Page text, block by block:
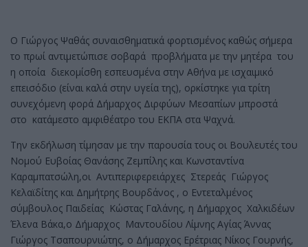
Ο Γιώργος Ψαθάς συναισθηματικά φορτισμένος καθώς σήμερα
το πρωί αντιμετώπισε σοβαρά προβλήματα με την μητέρα του
η οποία διεκομίσθη εσπευσμένα στην Αθήνα με ισχαιμικό
επεισόδιο (είναι καλά στην υγεία της), ορκίστηκε για τρίτη
συνεχόμενη φορά Δήμαρχος Διρφύων Μεσαπίων μπροστά
στο κατάμεστο αμφιθέατρο του ΕΚΠΑ στα Ψαχνά.
Την εκδήλωση τίμησαν με την παρουσία τους οι Βουλευτές του
Νομού Ευβοίας Θανάσης Ζεμπίλης και Κωνσταντίνα
Καραμπατσώλη,οι Αντιπεριφερειάρχες Στερεάς Γιώργος
Κελαϊδίτης και Δημήτρης Βουρδάνος , ο Εντεταλμένος
σύμβουλος Παιδείας Κώστας Γαλάνης, η Δήμαρχος Χαλκιδέων
Έλενα Βάκα,ο Δήμαρχος Μαντουδίου Λίμνης Αγίας Άννας
Γιώργος Τσαπουρνιώτης, ο Δήμαρχος Ερέτριας Νίκος Γουρνής,